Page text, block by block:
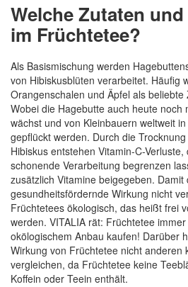
Welche Zutaten
im Früchtetee?
Als Basismischung werden
von Hibiskusblüten verarbeitet. Häufig
Orangenschalen und Äpfel als
Wobei die Hagebutte auch heute noch
wächst und von Kleinbauern weltweit
gepflückt werden. Durch die
Hibiskus entstehen Vitamin-C-
schonende Verarbeitung begrenzen
zusätzlich Vitamine beigegeben.
gesundheitsfördernde Wirkung nicht
Früchtetees ökologisch, das heißt frei
werden. VITALIA rät: Früchtetee
okölogischem Anbau kaufen! Darüber
Wirkung von Früchtetee nicht anderen
vergleichen, da Früchtetee keine
Koffein oder Teein enthält.